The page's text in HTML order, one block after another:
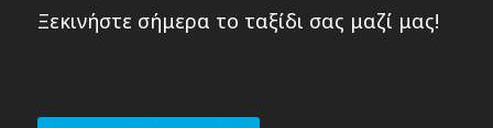
Ξεκινήστε σήμερα το ταξίδι σας μαζί μας!